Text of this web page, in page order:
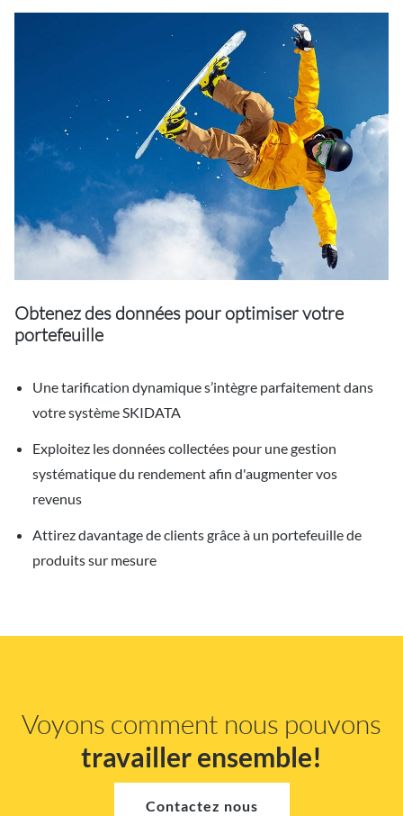
Obtenez des données pour optimiser votre
portefeuille
Une tarification dynamique s’intègre parfaitement dans
votre système SKIDATA
Exploitez les données collectées pour une gestion
systématique du rendement afin d'augmenter vos
revenus
Attirez davantage de clients grâce à un portefeuille de
produits sur mesure
Voyons comment nous pouvons
travailler ensemble!
Contactez nous